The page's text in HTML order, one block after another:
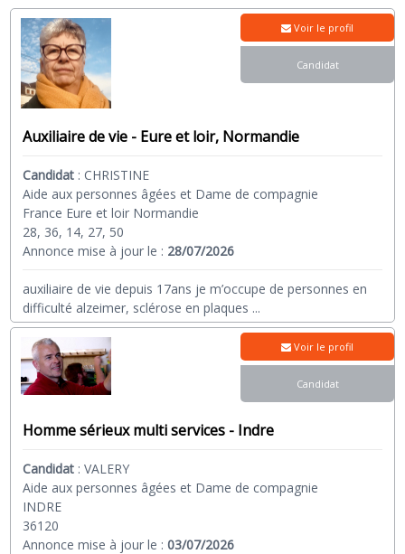
Auxiliaire de vie - Eure et loir, Normandie
Candidat : CHRISTINE
Aide aux personnes âgées et Dame de compagnie
France Eure et loir Normandie
28, 36, 14, 27, 50
Annonce mise à jour le : 28/07/2026
auxiliaire de vie depuis 17ans je m’occupe de personnes en
difficulté alzeimer, sclérose en plaques ...
Voir le profil
Candidat
Homme sérieux multi services - Indre
Candidat :VALERY
Aide aux personnes âgées et Dame de compagnie
INDRE
36120
Annonce mise à jour le :03/07/2026
Voir le profil
Candidat